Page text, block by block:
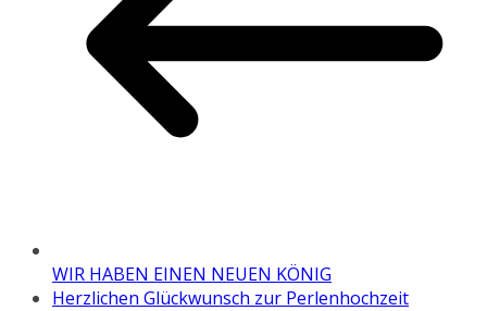
WIR HABEN EINEN NEUEN KÖNIG
Herzlichen Glückwunsch zur Perlenhochzeit